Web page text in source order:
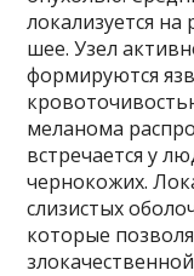
локализуется на
шее. Узел
формируются
меланома
встречается у
чернокожих.
слизистых
которые